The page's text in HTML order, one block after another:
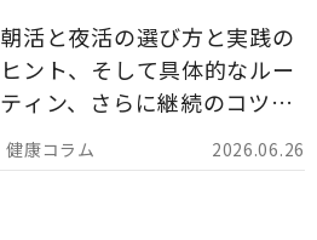
2026.06.26
朝活と夜活の選び方と実践の
ヒント、そして具体的なルー
ティン、さらに継続のコツま
でを詳しくご紹介します。